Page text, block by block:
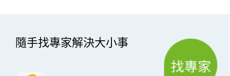
隨手找專家解決大小事